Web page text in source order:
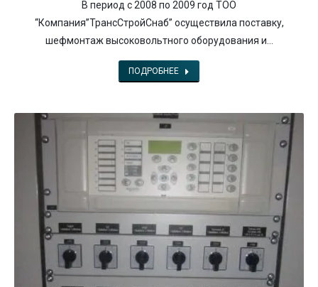
В период с 2008 по 2009 год ТОО
“Компания”ТрансСтройСнаб” осуществила поставку,
шефмонтаж высоковольтного оборудования и…
ПОДРОБНЕЕ